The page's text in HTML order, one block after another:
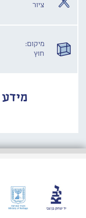
ציור
מיקום:
חוץ